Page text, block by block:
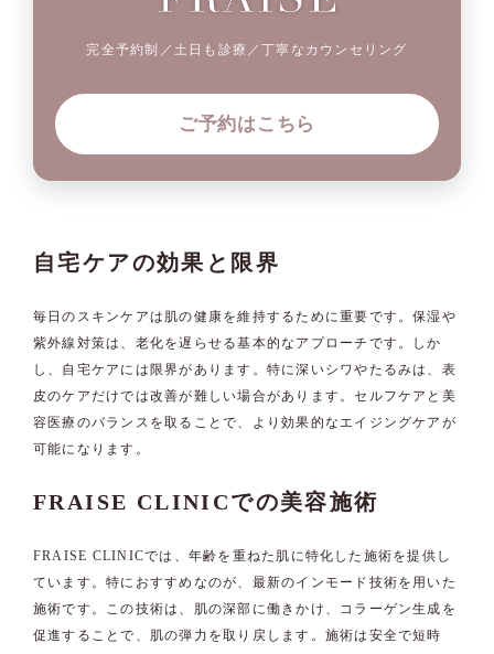
完全予約制／土日も診療／丁寧なカウンセリング
ご予約はこちら
自宅ケアの効果と限界
毎日のスキンケアは肌の健康を維持するために重要です。保湿や
紫外線対策は、老化を遅らせる基本的なアプローチです。しか
し、自宅ケアには限界があります。特に深いシワやたるみは、表
皮のケアだけでは改善が難しい場合があります。セルフケアと美
容医療のバランスを取ることで、より効果的なエイジングケアが
可能になります。
FRAISE CLINICでの美容施術
FRAISE CLINICでは、年齢を重ねた肌に特化した施術を提供し
ています。特におすすめなのが、最新のインモード技術を用いた
施術です。この技術は、肌の深部に働きかけ、コラーゲン生成を
促進することで、肌の弾力を取り戻します。施術は安全で短時